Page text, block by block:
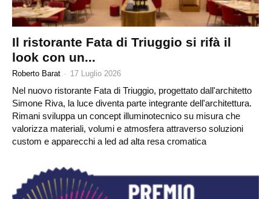
Il ristorante Fata di Triuggio si rifà il
look con un...
Roberto Barat - 17 Luglio 2026
Nel nuovo ristorante Fata di Triuggio, progettato dall'architetto
Simone Riva, la luce diventa parte integrante dell'architettura.
Rimani sviluppa un concept illuminotecnico su misura che
valorizza materiali, volumi e atmosfera attraverso soluzioni
custom e apparecchi a led ad alta resa cromatica